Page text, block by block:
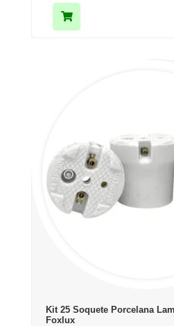
Kit 25 Soquete Porcelana
Foxlux